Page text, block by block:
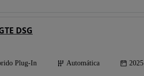
DSG
Plug-In Automática 2025